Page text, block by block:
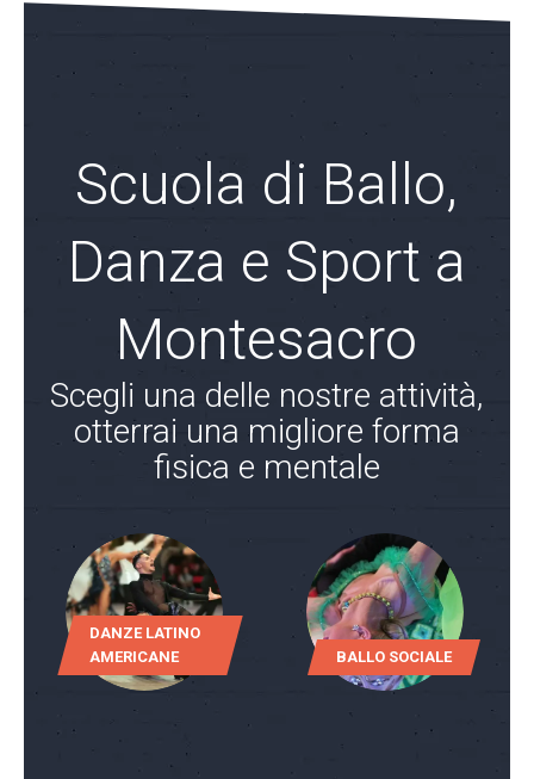
Scuola di Ballo,
Danza e Sport a
Montesacro
Scegli una delle nostre attività,
otterrai una migliore forma
fisica e mentale
DANZE LATINO
AMERICANE
BALLO SOCIALE